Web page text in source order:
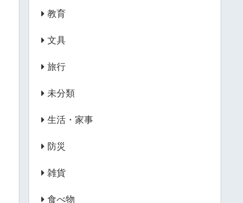
教育
文具
旅行
未分類
生活・家事
防災
雑貨
食べ物